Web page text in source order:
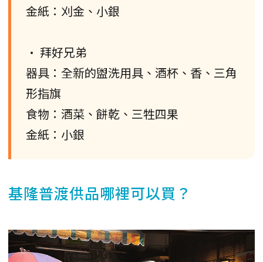
金紙：刈金、小銀
• 拜好兄弟
器具：全新的盥洗用具、酒杯、香、三角
形指旗
食物：酒菜、餅乾、三牲四果
金紙：小銀
基隆普渡供品哪裡可以買？